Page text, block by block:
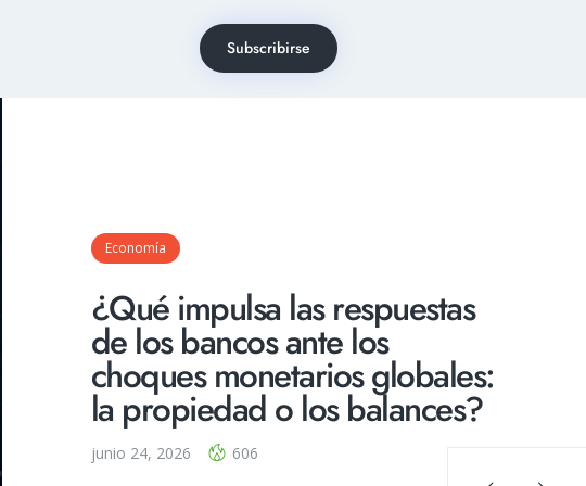
Subscribirse
Economía
¿Qué impulsa las respuestas
de los bancos ante los
choques monetarios globales:
la propiedad o los balances?
junio 24, 2026 606